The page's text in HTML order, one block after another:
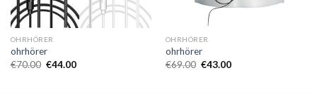
OHRHÖRER
ohrhörer
€70.00 €44.00
OHRHÖRER
ohrhörer
€69.00 €43.00